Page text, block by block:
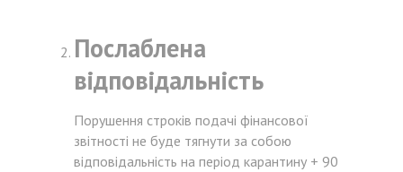
Послаблена
відповідальність
Порушення строків подачі фінансової
звітності не буде тягнути за собою
відповідальність на період карантину + 90